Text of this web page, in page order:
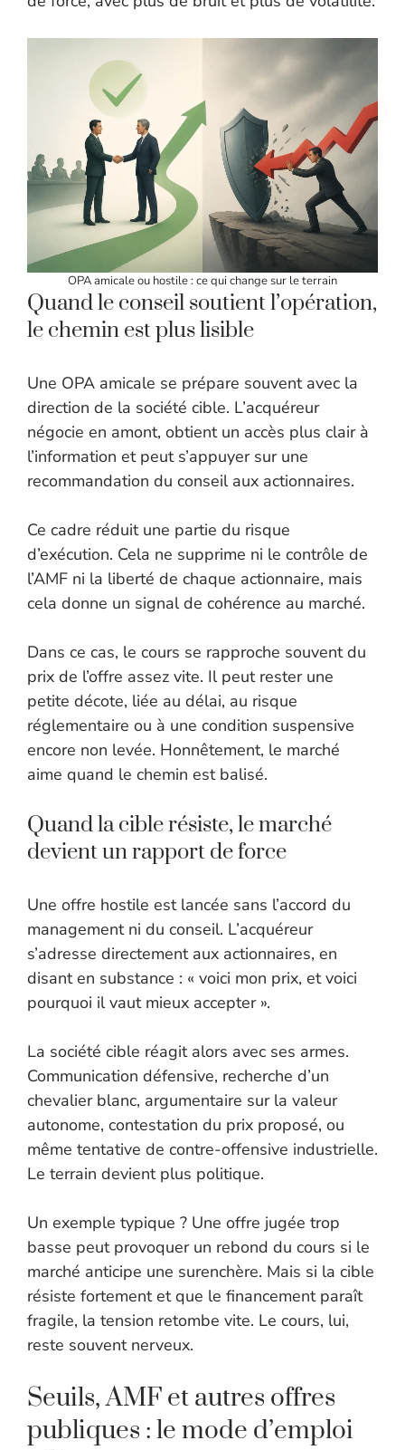
OPA amicale ou hostile : ce qui change sur le terrain
Quand le conseil soutient l’opération,
le chemin est plus lisible
Une OPA amicale se prépare souvent avec la
direction de la société cible. L’acquéreur
négocie en amont, obtient un accès plus clair à
l’information et peut s’appuyer sur une
recommandation du conseil aux actionnaires.
Ce cadre réduit une partie du risque
d’exécution. Cela ne supprime ni le contrôle de
l’AMF ni la liberté de chaque actionnaire, mais
cela donne un signal de cohérence au marché.
Dans ce cas, le cours se rapproche souvent du
prix de l’offre assez vite. Il peut rester une
petite décote, liée au délai, au risque
réglementaire ou à une condition suspensive
encore non levée. Honnêtement, le marché
aime quand le chemin est balisé.
Quand la cible résiste, le marché
devient un rapport de force
Une offre hostile est lancée sans l’accord du
management ni du conseil. L’acquéreur
s’adresse directement aux actionnaires, en
disant en substance : « voici mon prix, et voici
pourquoi il vaut mieux accepter ».
La société cible réagit alors avec ses armes.
Communication défensive, recherche d’un
chevalier blanc, argumentaire sur la valeur
autonome, contestation du prix proposé, ou
même tentative de contre-offensive industrielle.
Le terrain devient plus politique.
Un exemple typique ? Une offre jugée trop
basse peut provoquer un rebond du cours si le
marché anticipe une surenchère. Mais si la cible
résiste fortement et que le financement paraît
fragile, la tension retombe vite. Le cours, lui,
reste souvent nerveux.
Seuils, AMF et autres offres
publiques : le mode d’emploi